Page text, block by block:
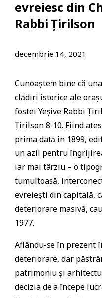
evreiesc din
Rabbi Țirilson
decembrie 14, 2021
Cunoaștem bine că
clădiri istorice ale
fostei Yeșive Rabbi
Țirilson 8-10. Fiind
prima dată în 1899,
un azil pentru
iar mai târziu – o
tumultoasă,
evreiești din capitală,
deteriorare masivă,
1977.
Aflându-se în prezent
deteriorare, dar
patrimoniu și
decizia de a începe